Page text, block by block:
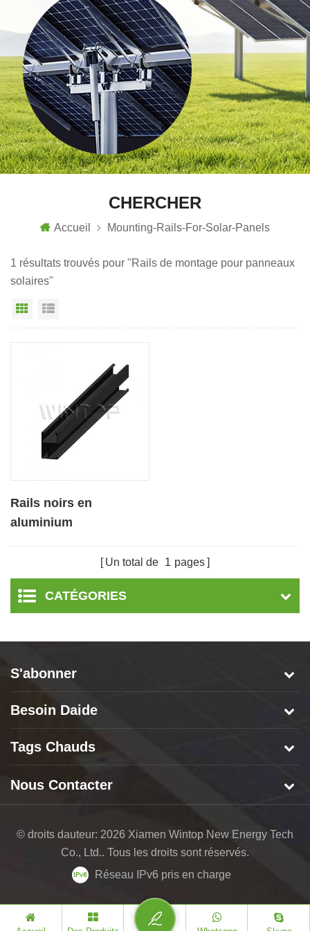
CHERCHER
Accueil Mounting-Rails-For-Solar-Panels
1 résultats trouvés pour "Rails de montage pour panneaux
solaires"
Vue grille
Rails noirs en
aluminium
système de montage
sur toit solaire
Un total de 1 pages
CATÉGORIES
S'abonner
Besoin Daide
Tags Chauds
Nous Contacter
© droits dauteur: 2026 Xiamen Wintop New Energy Tech
Co., Ltd.. Tous les droits sont réservés.
Réseau IPv6 pris en charge